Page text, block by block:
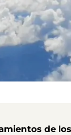
de